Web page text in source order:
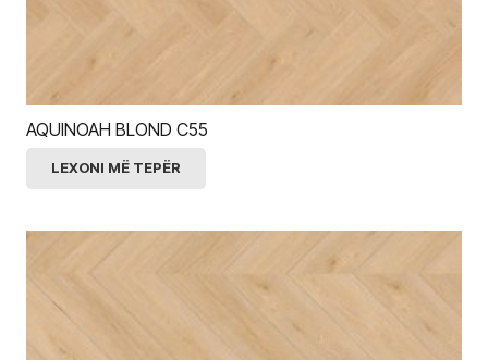
AQUINOAH BLOND C55
LEXONI MË TEPËR